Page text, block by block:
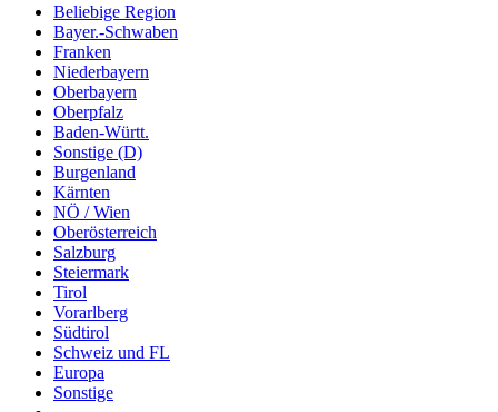
Beliebige Region
Bayer.-Schwaben
Franken
Niederbayern
Oberbayern
Oberpfalz
Baden-Württ.
Sonstige (D)
Burgenland
Kärnten
NÖ / Wien
Oberösterreich
Salzburg
Steiermark
Tirol
Vorarlberg
Südtirol
Schweiz und FL
Europa
Sonstige